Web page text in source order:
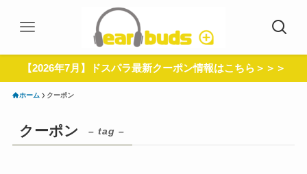
【2026年7月】ドスパラ最新クーポン情報はこちら＞＞＞
ホーム クーポン
クーポン – tag –